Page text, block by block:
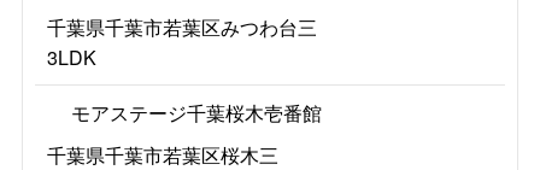
千葉県千葉市若葉区みつわ台三
3LDK
モアステージ千葉桜木壱番館
千葉県千葉市若葉区桜木三